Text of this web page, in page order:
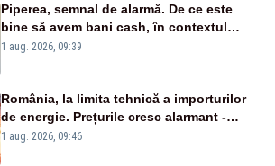
Piperea, semnal de alarmă. De ce este
bine să avem bani cash, în contextul
alertei energetice?
1 aug. 2026, 09:39
România, la limita tehnică a importurilor
de energie. Prețurile cresc alarmant -
Analiză Realitatea Plus
1 aug. 2026, 09:46